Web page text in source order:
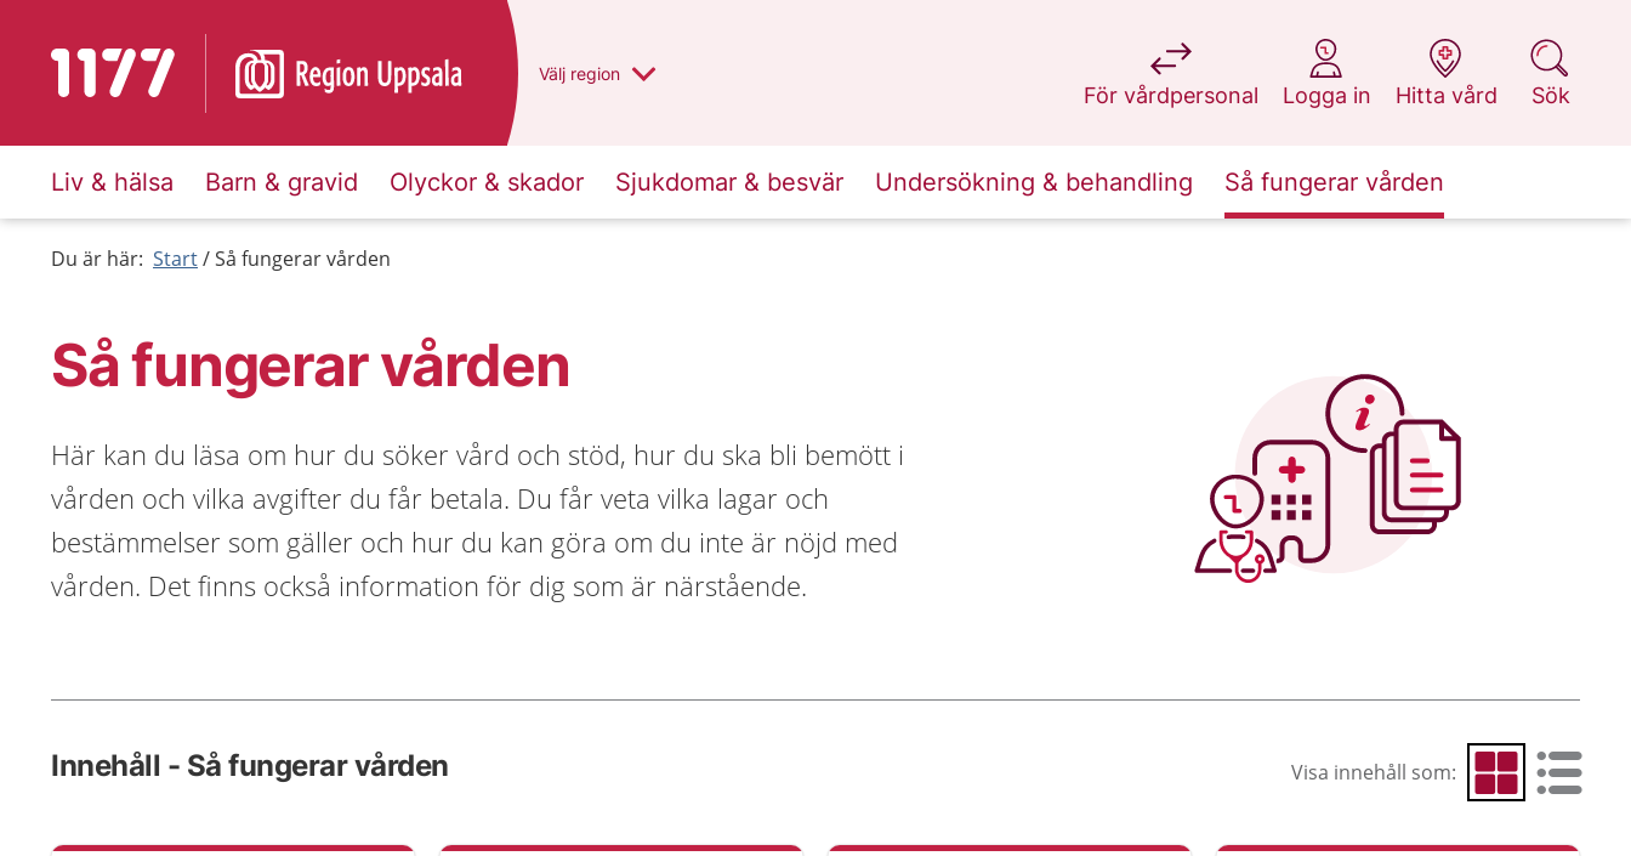
Till startsidan för 1177 Du har valt region
Välj en annan
region
För vårdpersonal
på 1177.se
Logga in
på 1177.se
Hitta vård
på 1177.se
Sök
på 1177.se
Liv & hälsa Barn & gravid Olyckor & skador Sjukdomar & besvär Undersökning & behandling Så fungerar vården
Du är här: Start Så fungerar vården
Så fungerar vården
Här kan du läsa om hur du söker vård och stöd, hur du ska bli bemött i
vården och vilka avgifter du får betala. Du får veta vilka lagar och
bestämmelser som gäller och hur du kan göra om du inte är nöjd med
vården. Det finns också information för dig som är närstående.
Innehåll - Så fungerar vården Visa innehåll som: Visa som rutnät
Visa som